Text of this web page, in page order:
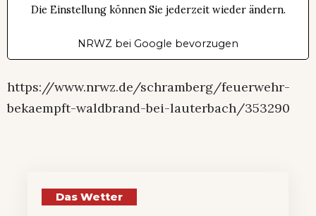
Die Einstellung können Sie jederzeit wieder ändern.
NRWZ bei Google bevorzugen
https://www.nrwz.de/schramberg/feuerwehr-
bekaempft-waldbrand-bei-lauterbach/353290
Das Wetter